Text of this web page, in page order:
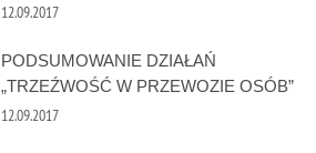
12.09.2017
PODSUMOWANIE DZIAŁAŃ
„TRZEŹWOŚĆ W PRZEWOZIE OSÓB”
12.09.2017